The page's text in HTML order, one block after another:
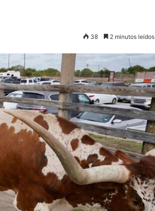
38 2 minutos leídos